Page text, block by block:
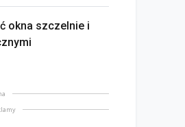
okna szczelnie i